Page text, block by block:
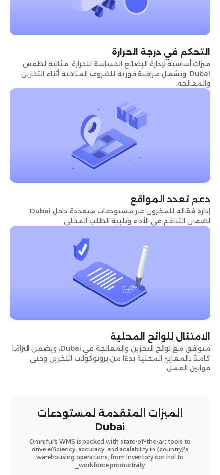
التحكم في درجة الحرارة
ميزات أساسية لإدارة البضائع الحساسة للحرارة، مثالية لطقس
Dubai، وتشمل مراقبة فورية للظروف المناخية أثناء التخزين
والمعالجة.
دعم تعدد المواقع
إدارة فعّالة للمخزون عبر مستودعات متعددة داخل Dubai،
لضمان التناغم في الأداء وتلبية الطلب المحلي.
الامتثال للوائح المحلية
متوافق مع لوائح التخزين والمعالجة في Dubai، ويضمن التزامًا
كاملاً بالمعايير المحلية بدءًا من بروتوكولات التخزين وحتى
قوانين العمل.
الميزات المتقدمة لمستودعات
Dubai
Omniful's WMS is packed with state-of-the-art tools to
drive efficiency, accuracy, and scalability in {country}'s
warehousing operations, from inventory control to
workforce productivity_